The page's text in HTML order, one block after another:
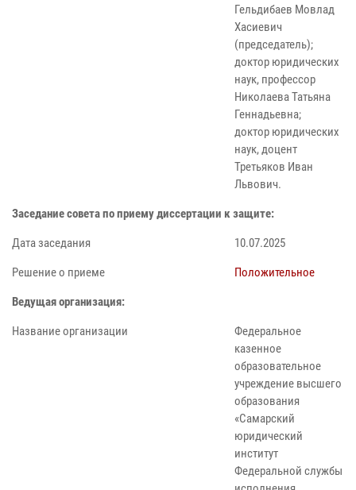
Гельдибаев Мовлад
Хасиевич
(председатель);
доктор юридических
наук, профессор
Николаева Татьяна
Геннадьевна;
доктор юридических
наук, доцент
Третьяков Иван
Львович.
Заседание совета по приему диссертации к защите:
Дата заседания 10.07.2025
Решение о приеме Положительное
Ведущая организация:
Название организации
Федеральное
казенное
образовательное
учреждение высшего
образования
«Самарский
юридический
институт
Федеральной службы